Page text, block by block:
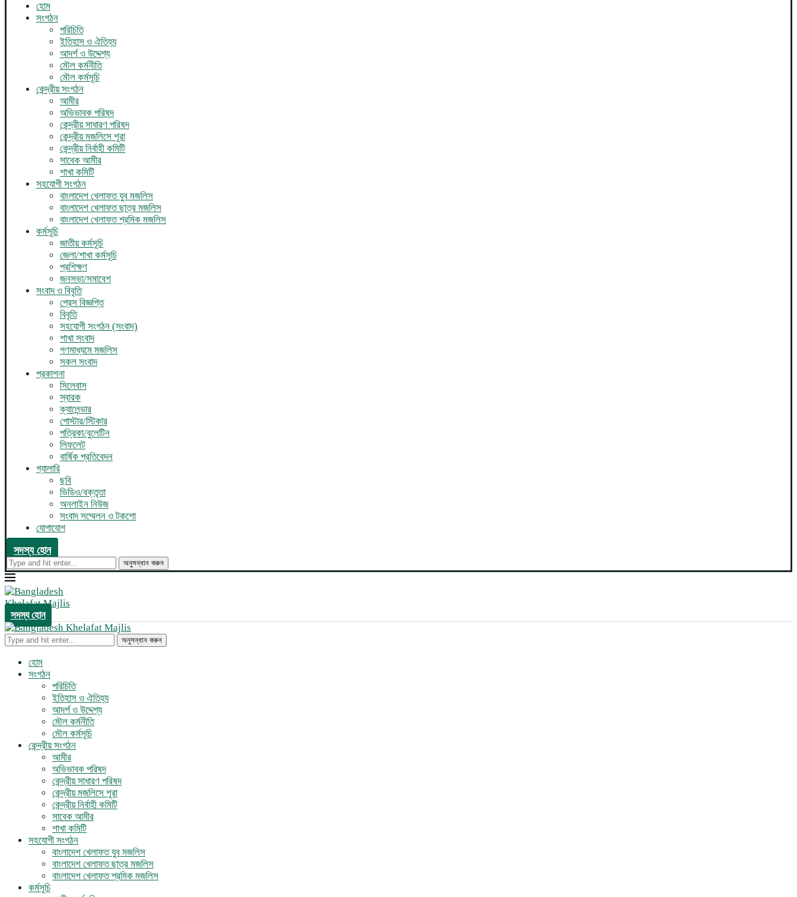
হোম
সংগঠন
পরিচিতি
ইতিহাস ও ঐতিহ্য
আদর্শ ও উদ্দেশ্য
মৌল কর্মনীতি
মৌল কর্মসূচি
কেন্দ্রীয় সংগঠন
আমীর
অভিভাবক পরিষদ
কেন্দ্রীয় সাধারণ পরিষদ
কেন্দ্রীয় মজলিসে শূরা
কেন্দ্রীয় নির্বাহী কমিটি
সাবেক আমীর
শাখা কমিটি
সহযোগী সংগঠন
বাংলাদেশ খেলাফত যুব মজলিস
বাংলাদেশ খেলাফত ছাত্র মজলিস
বাংলাদেশ খেলাফত শ্রমিক মজলিস
কর্মসূচি
জাতীয় কর্মসূচি
জেলা/শাখা কর্মসূচি
প্রশিক্ষণ
জনসভা/সমাবেশ
সংবাদ ও বিবৃতি
প্রেস বিজ্ঞপ্তি
বিবৃতি
সহযোগী সংগঠন (সংবাদ)
শাখা সংবাদ
গণমাধ্যমে মজলিস
সকল সংবাদ
প্রকাশনা
সিলেবাস
স্বারক
ক্যালেন্ডার
পোস্টার/স্টিকার
পত্রিকা/বুলেটিন
লিফলেট
বার্ষিক প্রতিবেদন
গ্যালারি
ছবি
ভিডিও/বক্তৃতা
অনলাইন নিউজ
সংবাদ সম্মেলন ও টকশো
যোগাযোগ
সদস্য হোন
অনুসন্ধান করুন
সদস্য হোন
অনুসন্ধান করুন
হোম
সংগঠন
পরিচিতি
ইতিহাস ও ঐতিহ্য
আদর্শ ও উদ্দেশ্য
মৌল কর্মনীতি
মৌল কর্মসূচি
কেন্দ্রীয় সংগঠন
আমীর
অভিভাবক পরিষদ
কেন্দ্রীয় সাধারণ পরিষদ
কেন্দ্রীয় মজলিসে শূরা
কেন্দ্রীয় নির্বাহী কমিটি
সাবেক আমীর
শাখা কমিটি
সহযোগী সংগঠন
বাংলাদেশ খেলাফত যুব মজলিস
বাংলাদেশ খেলাফত ছাত্র মজলিস
বাংলাদেশ খেলাফত শ্রমিক মজলিস
কর্মসূচি